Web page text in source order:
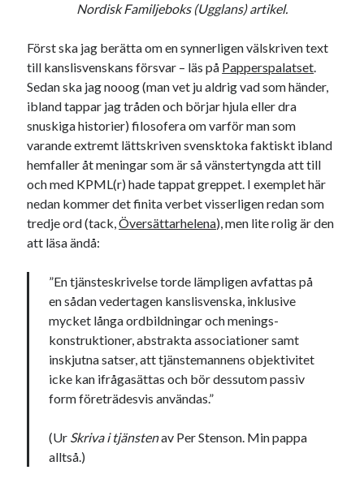
Kategorier
Kategorier
Etiketter
#blogg100 allmänbildning
barnen basket bil corona
England fest
historia
Julkalenderfacit Julkalendern
julkalendern 2021 Julkalendern 2024 konst
kåseri Lund mat minne
minnen mode museum musik
nostalgi ord radio
reklam resa sekrutt skola
sommar
Nordisk Familjeboks (Ugglans) artikel.
Först ska jag berätta om en synnerligen välskriven text
till kanslisvenskans försvar – läs på Papperspalatset.
Sedan ska jag nooog (man vet ju aldrig vad som händer,
ibland tappar jag tråden och börjar hjula eller dra
snuskiga historier) filosofera om varför man som
varande extremt lättskriven svensktoka faktiskt ibland
hemfaller åt meningar som är så vänstertyngda att till
och med KPML(r) hade tappat greppet. I exemplet här
nedan kommer det finita verbet visserligen redan som
tredje ord (tack,Översättarhelena), men lite rolig är den
att läsa ändå:
”En tjänsteskrivelse torde lämpligen avfattas på
en sådan vedertagen kanslisvenska, inklusive
mycket långa ordbildningar och menings-
konstruktioner, abstrakta associationer samt
inskjutna satser, att tjänstemannens objektivitet
icke kan ifrågasättas och bör dessutom passiv
form företrädesvis användas.”
(Ur Skriva i tjänstenav Per Stenson. Min pappa
alltså.)